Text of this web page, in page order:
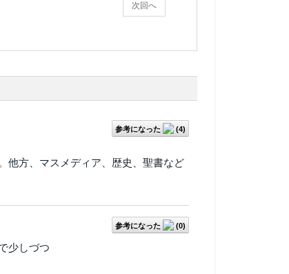
次回へ
参考になった (4)
他方、マスメディア、歴史、聖書など
参考になった (0)
少しづつ